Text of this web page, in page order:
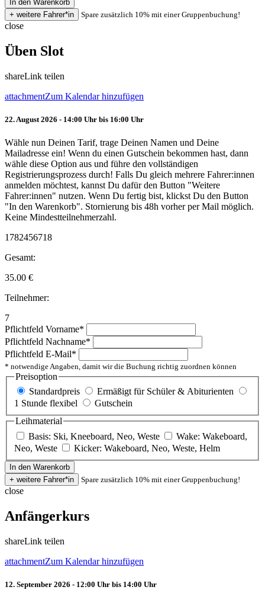
Spare zusätzlich 10% mit einer Gruppenbuchung!
close
Üben Slot
shareLink teilen
attachmentZum Kalendar hinzufügen
22. August 2026 - 14:00 Uhr bis 16:00 Uhr
Wähle nun Deinen Tarif, trage Deinen Namen und Deine
Mailadresse ein! Wenn du einen Gutschein bekommen hast, dann
wähle diese Option aus und führe den vollständigen
Registrierungsprozess durch! Falls Du gleich mehrere Fahrer:innen
anmelden möchtest, kannst Du dafür den Button "Weitere
Fahrer:innen" nutzen. Wenn Du fertig bist, klickst Du den Button
"In den Warenkorb". Stornierung bis 48h vorher per Mail möglich.
Keine Mindestteilnehmerzahl.
1782456718
Gesamt:
35.00 €
Teilnehmer:
7
Pflichtfeld Vorname*
Pflichtfeld Nachname*
Pflichtfeld E-Mail*
* notwendige Angaben, damit wir die Buchung richtig zuordnen können
Preisoption
Standardpreis
Ermäßigt für Schüler & Abiturienten
1 Stunde flexibel
Gutschein
Leihmaterial
Basis: Ski, Kneeboard, Neo, Weste
Wake: Wakeboard,
Neo, Weste
Kicker: Wakeboard, Neo, Weste, Helm
Spare zusätzlich 10% mit einer Gruppenbuchung!
close
Anfängerkurs
shareLink teilen
attachmentZum Kalendar hinzufügen
12. September 2026 - 12:00 Uhr bis 14:00 Uhr